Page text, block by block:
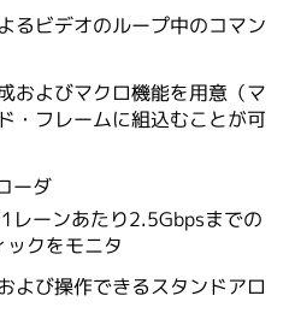
るビデオのループ中のコマン
およびマクロ機能を用意（マ
・フレームに組込むことが可
ーダ
レーンあたり2.5Gbpsまでの
クをモニタ
よび操作できるスタンドアロ